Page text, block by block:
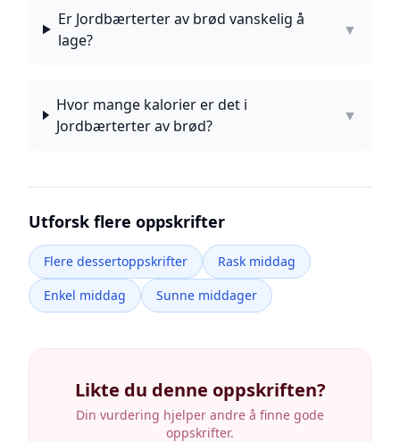
Er Jordbærterter av brød vanskelig å
lage?
▼
Hvor mange kalorier er det i
Jordbærterter av brød?
▼
Utforsk flere oppskrifter
Flere dessertoppskrifter
Rask middag
Enkel middag
Sunne middager
Likte du denne oppskriften?
Din vurdering hjelper andre å finne gode
oppskrifter.